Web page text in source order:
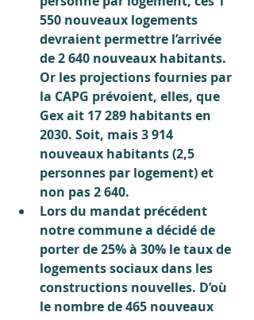
550 nouveaux logements
devraient permettre l’arrivée
de 2 640 nouveaux habitants.
Or les projections fournies par
la CAPG prévoient, elles, que
Gex ait 17 289 habitants en
2030. Soit, mais 3 914
nouveaux habitants (2,5
personnes par logement) et
non pas 2 640.
Lors du mandat précédent
notre commune a décidé de
porter de 25% à 30% le taux de
logements sociaux dans les
constructions nouvelles. D’où
le nombre de 465 nouveaux